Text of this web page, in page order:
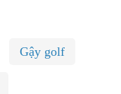
Gậy golf